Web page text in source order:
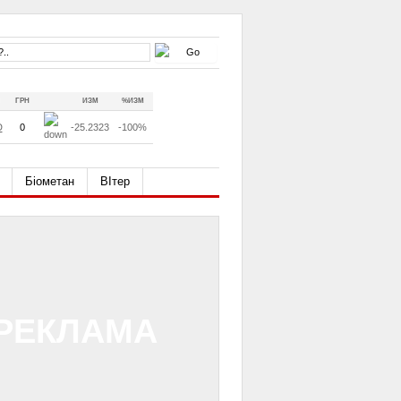
ГРН ИЗМ %ИЗМ
0 -25.2323 -100%
Біометан ВІтер